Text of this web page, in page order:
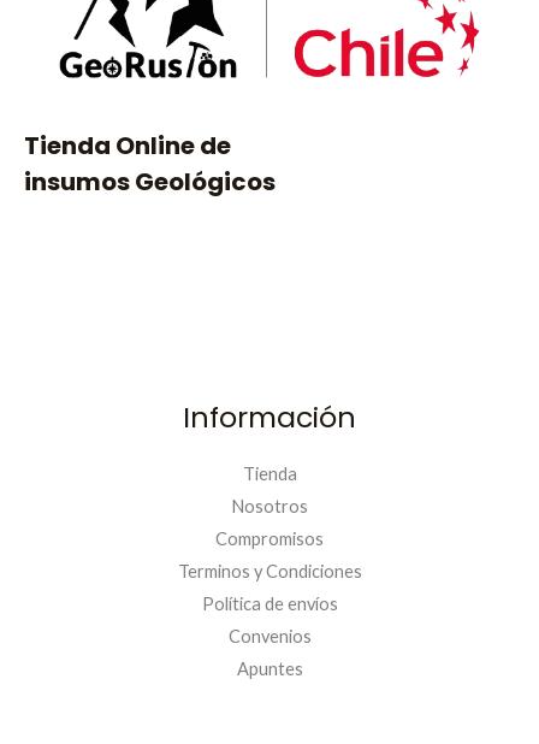
Tienda Online de
insumos Geológicos
Información
Tienda
Nosotros
Compromisos
Terminos y Condiciones
Política de envíos
Convenios
Apuntes